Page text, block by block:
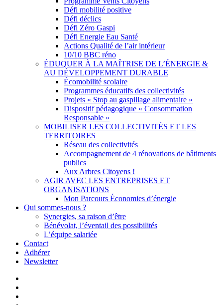
Défi mobilité positive
Défi déclics
Défi Zéro Gaspi
Défi Energie Eau Santé
Actions Qualité de l’air intérieur
10/10 BBC réno
ÉDUQUER À LA MAÎTRISE DE L’ÉNERGIE &
AU DÉVELOPPEMENT DURABLE
Écomobilité scolaire
Programmes éducatifs des collectivités
Projets « Stop au gaspillage alimentaire »
Dispositif pédagogique « Consommation
Responsable »
MOBILISER LES COLLECTIVITÉS ET LES
TERRITOIRES
Réseau des collectivités
Accompagnement de 4 rénovations de bâtiments
publics
Aux Arbres Citoyens !
AGIR AVEC LES ENTREPRISES ET
ORGANISATIONS
Mon Parcours Économies d’énergie
Qui sommes-nous ?
Synergies, sa raison d’être
Bénévolat, l’éventail des possibilités
L’équipe salariée
Contact
Adhérer
Newsletter